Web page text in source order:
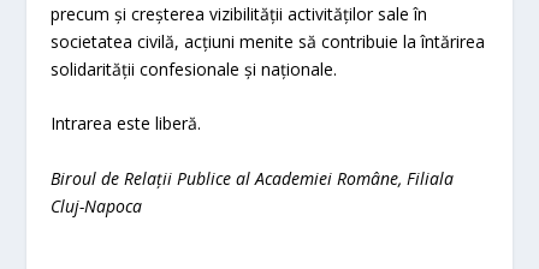
precum și creșterea vizibilității activităților sale în
societatea civilă, acțiuni menite să contribuie la întărirea
solidarității confesionale și naționale.
Intrarea este liberă.
Biroul de Relații Publice al Academiei Române, Filiala
Cluj-Napoca